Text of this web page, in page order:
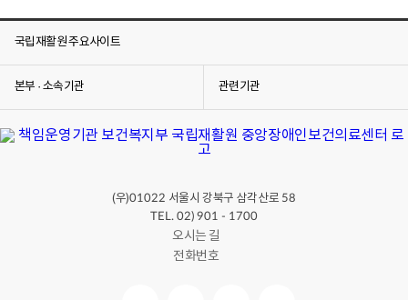
국립재활원 주요사이트
본부 · 소속기관 관련기관
(우)01022 서울시 강북구 삼각산로 58
TEL. 02) 901 - 1700
오시는 길
전화번호